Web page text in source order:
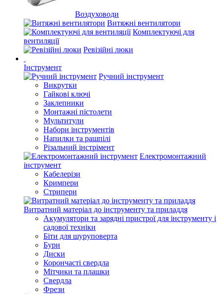
Воздуховоди
Витяжні вентилятори
Комплектуючі для
вентиляції
Ревізійні люки
Інструмент
Ручний інструмент
Викрутки
Гайкові ключі
Заклепники
Монтажні пістолети
Мультитули
Набори інструментів
Напилки та рашпілі
Різальний інстрімент
Електромонтажний
інструмент
Кабелерізи
Кримпери
Стрипери
Витратний матеріал до інструменту та приладдя
Акумулятори та зарядні пристрої для інструменту і
садової техніки
Біти для шуруповерта
Бури
Диски
Корончасті свердла
Мітчики та плашки
Свердла
Фрези